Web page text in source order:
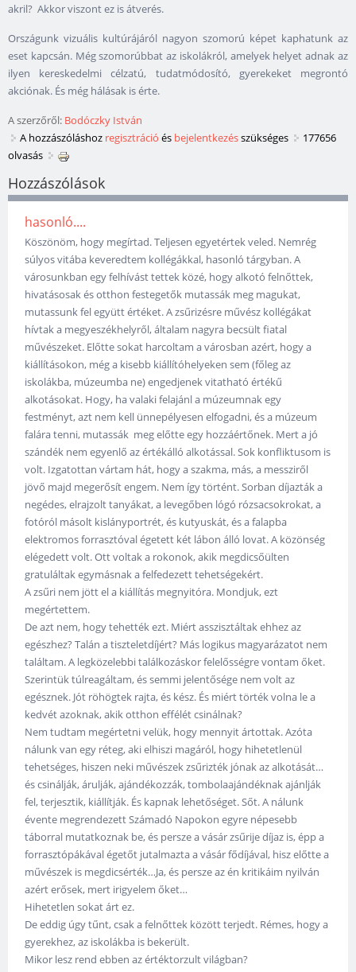
akril? Akkor viszont ez is átverés.
Országunk vizuális kultúrájáról nagyon szomorú képet kaphatunk az
eset kapcsán. Még szomorúbbat az iskolákról, amelyek helyet adnak az
ilyen kereskedelmi célzatú, tudatmódosító, gyerekeket megrontó
akciónak. És még hálásak is érte.
A szerzőről: Bodóczky István
A hozzászóláshoz regisztráció és bejelentkezésszükséges
177656
olvasás
Hozzászólások
hasonló....
Köszönöm, hogy megírtad. Teljesen egyetértek veled. Nemrég
súlyos vitába keveredtem kollégákkal, hasonló tárgyban. A
városunkban egy felhívást tettek közé, hogy alkotó felnőttek,
hivatásosak és otthon festegetők mutassák meg magukat,
mutassunk fel együtt értéket. A zsűrizésre művész kollégákat
hívtak a megyeszékhelyről, általam nagyra becsült fiatal
művészeket. Előtte sokat harcoltam a városban azért, hogy a
kiállításokon, még a kisebb kiállítóhelyeken sem (főleg az
iskolákba, múzeumba ne) engedjenek vitatható értékű
alkotásokat. Hogy, ha valaki felajánl a múzeumnak egy
festményt, azt nem kell ünnepélyesen elfogadni, és a múzeum
falára tenni, mutassák meg előtte egy hozzáértőnek. Mert a jó
szándék nem egyenlő az értékálló alkotással. Sok konfliktusom is
volt. Izgatottan vártam hát, hogy a szakma, más, a messziről
jövő majd megerősít engem. Nem így történt. Sorban díjazták a
negédes, elrajzolt tanyákat, a levegőben lógó rózsacsokrokat, a
fotóról másolt kislányportrét, és kutyuskát, és a falapba
elektromos forrasztóval égetett két lábon álló lovat. A közönség
elégedett volt. Ott voltak a rokonok, akik megdicsőülten
gratuláltak egymásnak a felfedezett tehetségekért.
A zsűri nem jött el a kiállítás megnyitóra. Mondjuk, ezt
megértettem.
De azt nem, hogy tehették ezt. Miért asszisztáltak ehhez az
egészhez? Talán a tiszteletdíjért? Más logikus magyarázatot nem
találtam. A legközelebbi találkozáskor felelősségre vontam őket.
Szerintük túlreagáltam, és semmi jelentősége nem volt az
egésznek. Jót röhögtek rajta, és kész. És miért törték volna le a
kedvét azoknak, akik otthon effélét csinálnak?
Nem tudtam megértetni velük, hogy mennyit ártottak. Azóta
nálunk van egy réteg, aki elhiszi magáról, hogy hihetetlenül
tehetséges, hiszen neki művészek zsűrizték jónak az alkotását…
és csinálják, árulják, ajándékozzák, tombolaajándéknak ajánlják
fel, terjesztik, kiállítják. És kapnak lehetőséget. Sőt. A nálunk
évente megrendezett Számadó Napokon egyre népesebb
táborral mutatkoznak be, és persze a vásár zsűrije díjaz is, épp a
forrasztópákával égetőt jutalmazta a vásár fődíjával, hisz előtte a
művészek is megdicsérték…Ja, és persze az én kritikáim nyilván
azért erősek, mert irigyelem őket…
Hihetetlen sokat árt ez.
De eddig úgy tűnt, csak a felnőttek között terjedt. Rémes, hogy a
gyerekhez, az iskolákba is bekerült.
Mikor lesz rend ebben az értéktorzult világban?